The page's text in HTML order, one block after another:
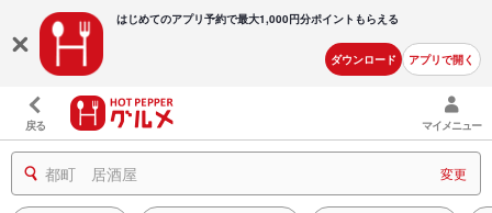
はじめてのアプリ予約で最大1,000円分ポイントもらえる
ダウンロード アプリで開く
戻る マイメニュー
都町 居酒屋 変更